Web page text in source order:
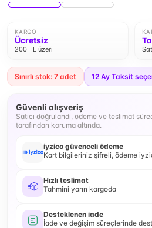
KARGO
Ücretsiz
200 TL üzeri
Sınırlı stok: 7 adet 12 Ay Taksit
Güvenli alışveriş
Satıcı doğrulandı, ödeme ve teslimat
tarafından koruma altında.
iyzico güvenceli ödeme
Kart bilgileriniz şifreli, ödeme
Hızlı teslimat
Tahmini yarın kargoda
Desteklenen iade
İade ve değişim süreçlerinde